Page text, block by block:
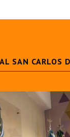
SAN CARLOS